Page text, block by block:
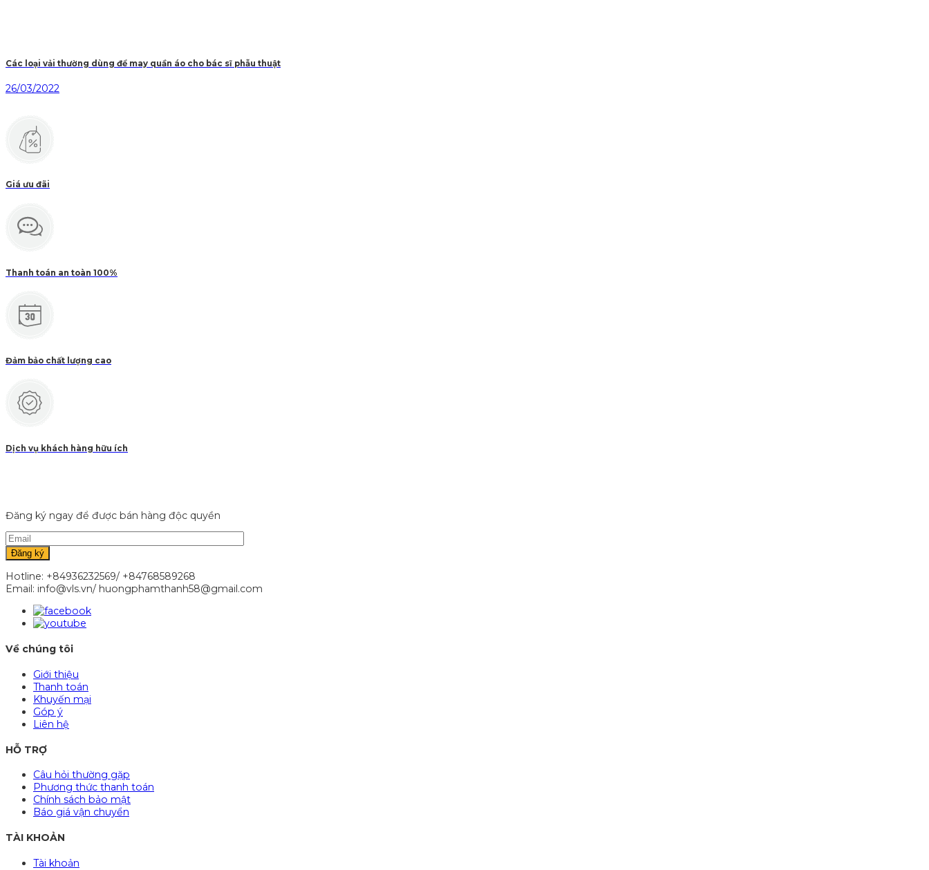
Các loại vải thường dùng để may quần áo cho bác sĩ phẫu thuật
26/03/2022
Giá ưu đãi
Thanh toán an toàn 100%
Đảm bảo chất lượng cao
Dịch vụ khách hàng hữu ích
Đăng ký ngay để được bán hàng độc quyền
Hotline: +84936232569/ +84768589268
Email: info@vls.vn/ huongphamthanh58@gmail.com
Về chúng tôi
Giới thiệu
Thanh toán
Khuyến mại
Góp ý
Liên hệ
HỖ TRỢ
Câu hỏi thường gặp
Phương thức thanh toán
Chính sách bảo mật
Báo giá vận chuyển
TÀI KHOẢN
Tài khoản